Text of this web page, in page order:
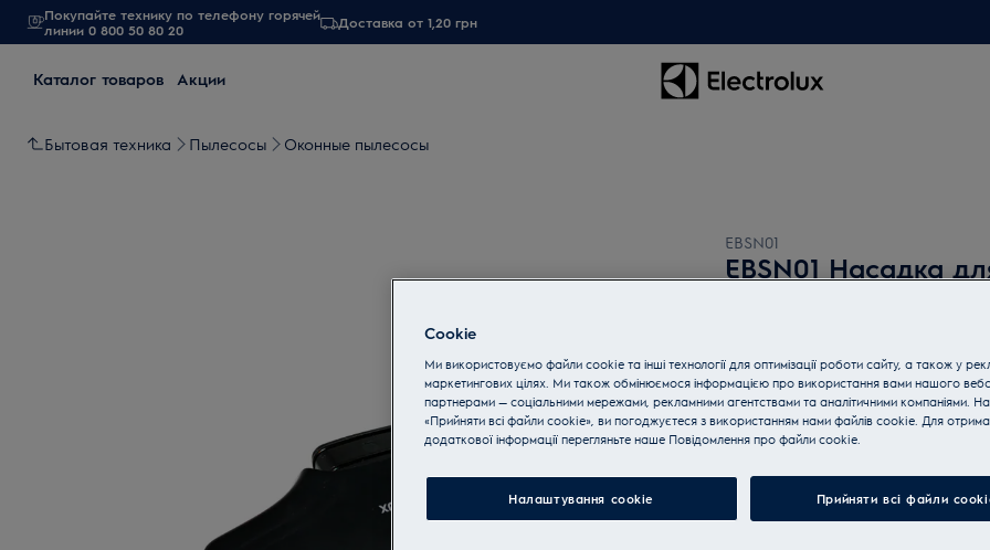
Покупайте технику по телефону горячей
линии 0 800 50 80 20
Доставка от 1,20 грн
Каталог товаров Акции
Бытовая техника Пылесосы Оконные пылесосы
EBSN01
EBSN01 Насадка
Покупайте технику по
Cookie
Ми використовуємо файли cookie та інші технології для оптимізації роботи сайту, а також у
маркетингових цілях. Ми також обмінюємося інформацією про використання вами нашого
партнерами — соціальними мережами, рекламними агентствами та аналітичними компаніями.
«Прийняти всі файли cookie», ви погоджуєтеся з використанням нами файлів cookie. Для
додаткової інформації перегляньте наше Пoвідомлення прo файли cookie.
Налаштування cookie Прийняти всі файли